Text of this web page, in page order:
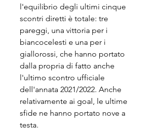
l'equilibrio degli ultimi cinque
scontri diretti è totale: tre
pareggi, una vittoria per i
biancocelesti e una per i
giallorossi, che hanno portato
dalla propria di fatto anche
l'ultimo scontro ufficiale
dell'annata 2021/2022. Anche
relativamente ai goal, le ultime
sfide ne hanno portato nove a
testa.